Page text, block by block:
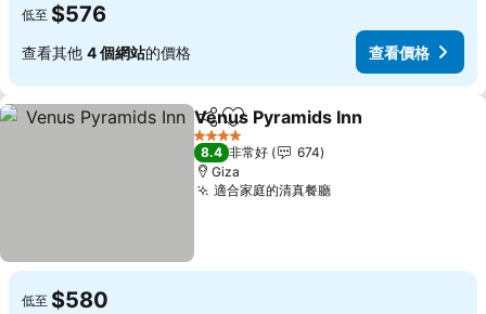
低至 $576
查看其他 4 個網站的價格 查看價格
分享 加入我的最愛
Venus Pyramids Inn
4 星級
8.4 非常好
674
Giza
適合家庭的清真餐廳查看價格
低至 $580